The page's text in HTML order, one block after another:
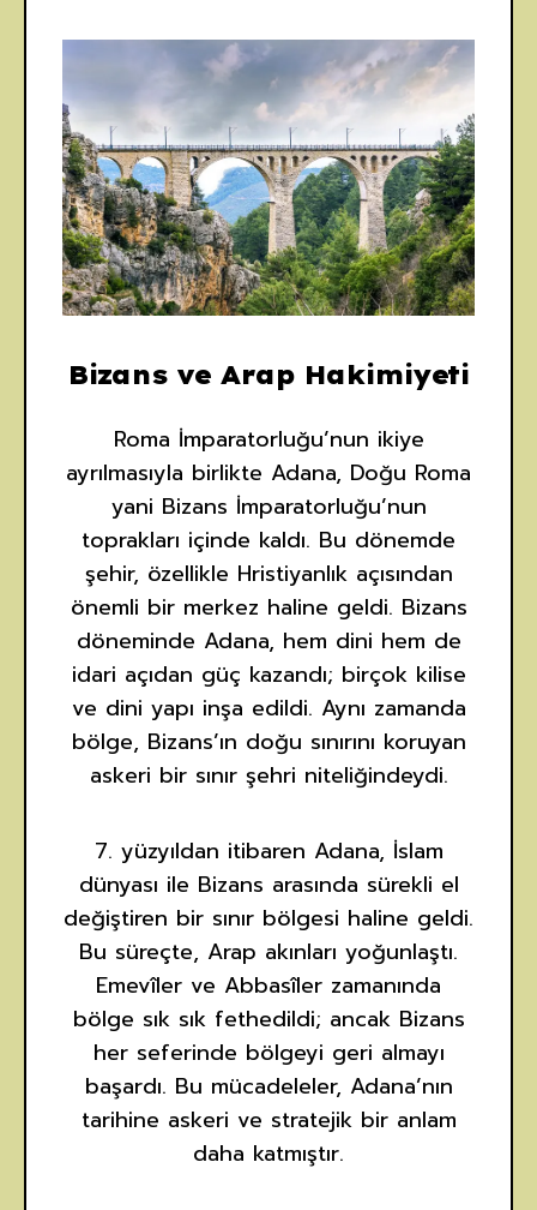
Bizans ve Arap Hakimiyeti
Roma İmparatorluğu’nun ikiye
ayrılmasıyla birlikte Adana, Doğu Roma
yani Bizans İmparatorluğu’nun
toprakları içinde kaldı. Bu dönemde
şehir, özellikle Hristiyanlık açısından
önemli bir merkez haline geldi. Bizans
döneminde Adana, hem dini hem de
idari açıdan güç kazandı; birçok kilise
ve dini yapı inşa edildi. Aynı zamanda
bölge, Bizans’ın doğu sınırını koruyan
askeri bir sınır şehri niteliğindeydi.
7. yüzyıldan itibaren Adana, İslam
dünyası ile Bizans arasında sürekli el
değiştiren bir sınır bölgesi haline geldi.
Bu süreçte, Arap akınları yoğunlaştı.
Emevîler ve Abbasîler zamanında
bölge sık sık fethedildi; ancak Bizans
her seferinde bölgeyi geri almayı
başardı. Bu mücadeleler, Adana’nın
tarihine askeri ve stratejik bir anlam
daha katmıştır.